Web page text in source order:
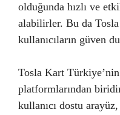
olduğunda hızlı ve
alabilirler. Bu da Tosla
kullanıcıların güven
Tosla Kart
platformlarından
kullanıcı dostu